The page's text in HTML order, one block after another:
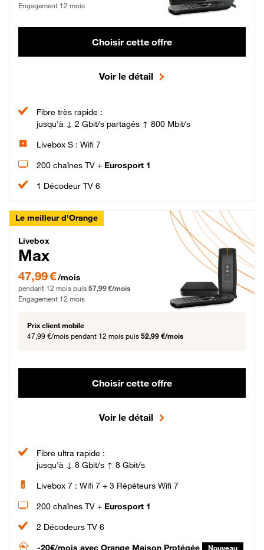
Engagement 12 mois
Choisir cette offre
Voir le détail
Fibre très rapide :
jusqu'à ↓ 2 Gbit/s partagés ↑ 800 Mbit/s
Livebox S : Wifi 7
200 chaînes TV + Eurosport 1
1 Décodeur TV 6
Le meilleur d'Orange
Livebox Max Fibre
Livebox
Max
47,99 € par mois pendant 12 mois puis 57,99 € par mois, Engagement 12 mois
47,99 €/mois
pendant 12 mois puis 57,99 €/mois
Engagement 12 mois
Prix client mobile
47,99 €/mois pendant 12 mois puis 52,99 €/mois
Choisir cette offre
Voir le détail
Fibre ultra rapide :
jusqu'à ↓ 8 Gbit/s ↑ 8 Gbit/s
Livebox 7 : Wifi 7 + 3 Répéteurs Wifi 7
200 chaînes TV + Eurosport 1
2 Décodeurs TV 6
-20€/mois avec Orange Maison Protégée Nouveau